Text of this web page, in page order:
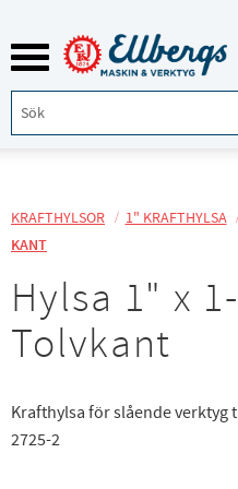
Meny
KRAFTHYLSOR 1" KRAFTHYLSA
KANT
Hylsa 1" x
Tolvkant
Krafthylsa för slående verktyg
2725-2